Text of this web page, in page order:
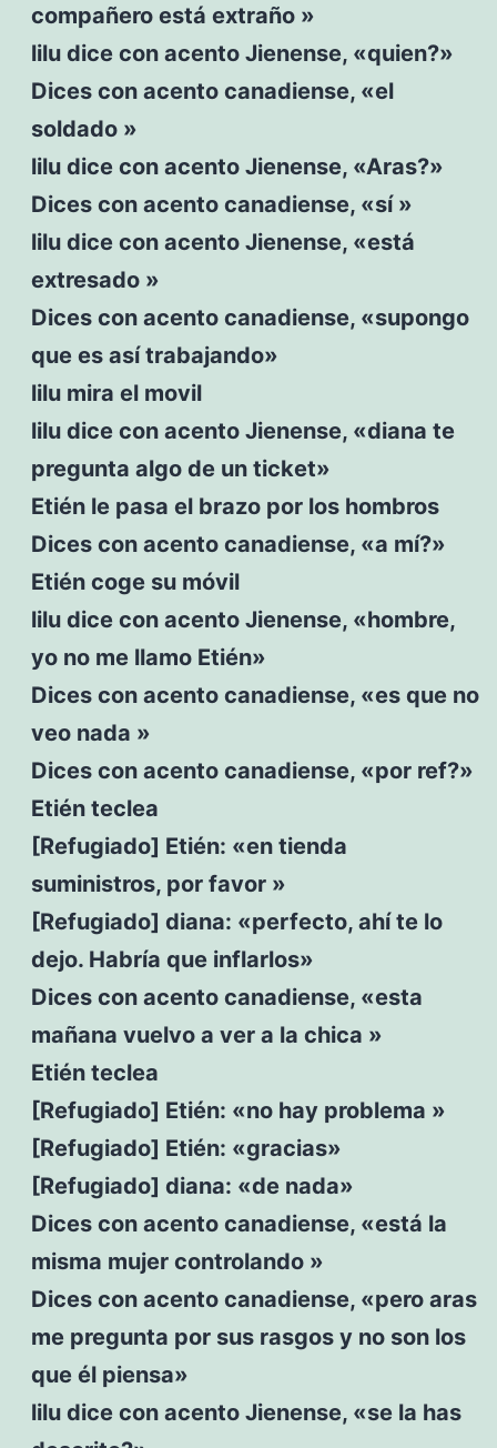
compañero está extraño »
lilu dice con acento Jienense, «quien?»
Dices con acento canadiense, «el
soldado »
lilu dice con acento Jienense, «Aras?»
Dices con acento canadiense, «sí »
lilu dice con acento Jienense, «está
extresado »
Dices con acento canadiense, «supongo
que es así trabajando»
lilu mira el movil
lilu dice con acento Jienense, «diana te
pregunta algo de un ticket»
Etién le pasa el brazo por los hombros
Dices con acento canadiense, «a mí?»
Etién coge su móvil
lilu dice con acento Jienense, «hombre,
yo no me llamo Etién»
Dices con acento canadiense, «es que no
veo nada »
Dices con acento canadiense, «por ref?»
Etién teclea
[Refugiado] Etién: «en tienda
suministros, por favor »
[Refugiado] diana: «perfecto, ahí te lo
dejo. Habría que inflarlos»
Dices con acento canadiense, «esta
mañana vuelvo a ver a la chica »
Etién teclea
[Refugiado] Etién: «no hay problema »
[Refugiado] Etién: «gracias»
[Refugiado] diana: «de nada»
Dices con acento canadiense, «está la
misma mujer controlando »
Dices con acento canadiense, «pero aras
me pregunta por sus rasgos y no son los
que él piensa»
lilu dice con acento Jienense, «se la has